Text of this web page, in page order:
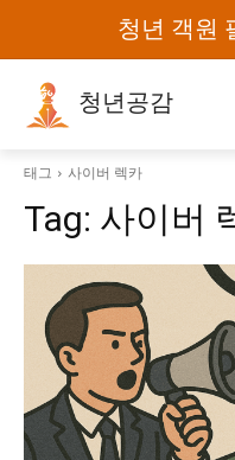
검색어를 입력하세요.
카테고리
오피니언
에세이
칼럼
청년 객원
청년공감
태그 사이버 렉카
Tag: 사이버